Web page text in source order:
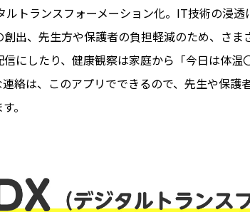
トランスフォーメーション化。IT技術の浸
出、先生方や保護者の負担軽減のため、さま
にしたり、健康観察は家庭から「今日は体
絡は、このアプリでできるので、先生や保
。